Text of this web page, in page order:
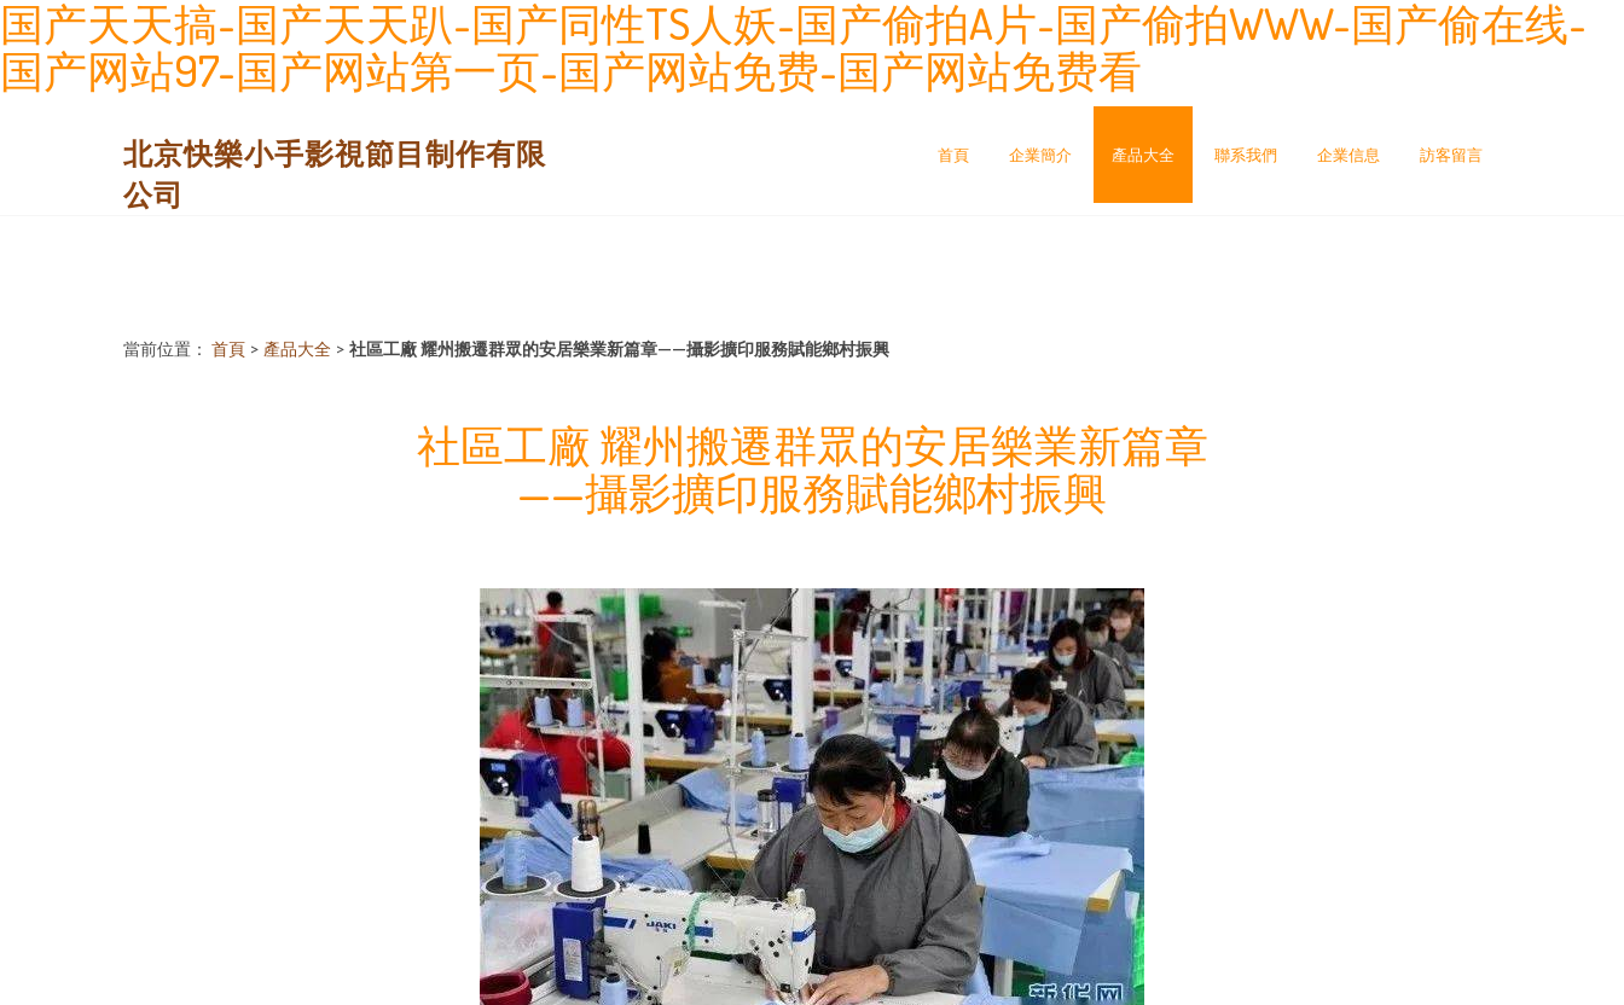
国产天天搞-国产天天趴-国产同性TS人妖-国产偷拍A片-国产偷拍WWW-国产偷在线-
国产网站97-国产网站第一页-国产网站免费-国产网站免费看
北京快樂小手影視節目制作有限
公司
首頁 企業簡介 產品大全 聯系我們 企業信息 訪客留言
當前位置： 首頁 > 產品大全 > 社區工廠 耀州搬遷群眾的安居樂業新篇章——攝影擴印服務賦能鄉村振興
社區工廠 耀州搬遷群眾的安居樂業新篇章
——攝影擴印服務賦能鄉村振興